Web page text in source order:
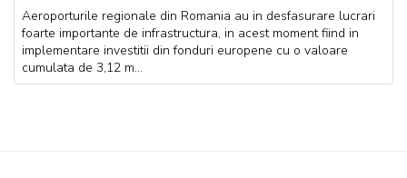
Aeroporturile regionale din Romania au in desfasurare lucrari
foarte importante de infrastructura, in acest moment fiind in
implementare investitii din fonduri europene cu o valoare
cumulata de 3,12 m...